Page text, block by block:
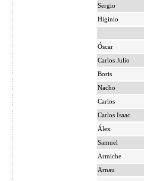
Sergio
Higinio
Óscar
Carlos Julio
Boris
Nacho
Carlos
Carlos Isaac
Álex
Samuel
Armiche
Arnau